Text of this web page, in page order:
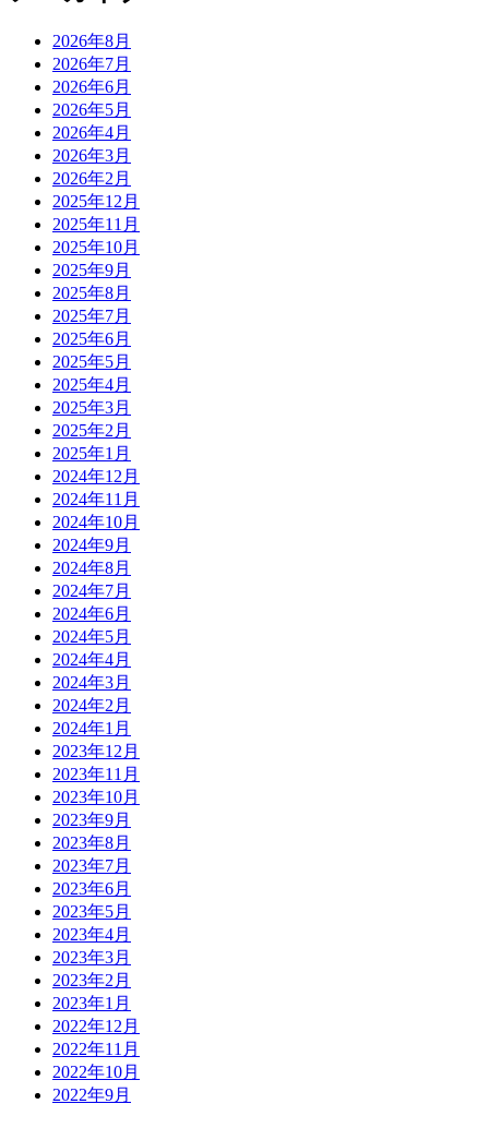
2026年8月
2026年7月
2026年6月
2026年5月
2026年4月
2026年3月
2026年2月
2025年12月
2025年11月
2025年10月
2025年9月
2025年8月
2025年7月
2025年6月
2025年5月
2025年4月
2025年3月
2025年2月
2025年1月
2024年12月
2024年11月
2024年10月
2024年9月
2024年8月
2024年7月
2024年6月
2024年5月
2024年4月
2024年3月
2024年2月
2024年1月
2023年12月
2023年11月
2023年10月
2023年9月
2023年8月
2023年7月
2023年6月
2023年5月
2023年4月
2023年3月
2023年2月
2023年1月
2022年12月
2022年11月
2022年10月
2022年9月